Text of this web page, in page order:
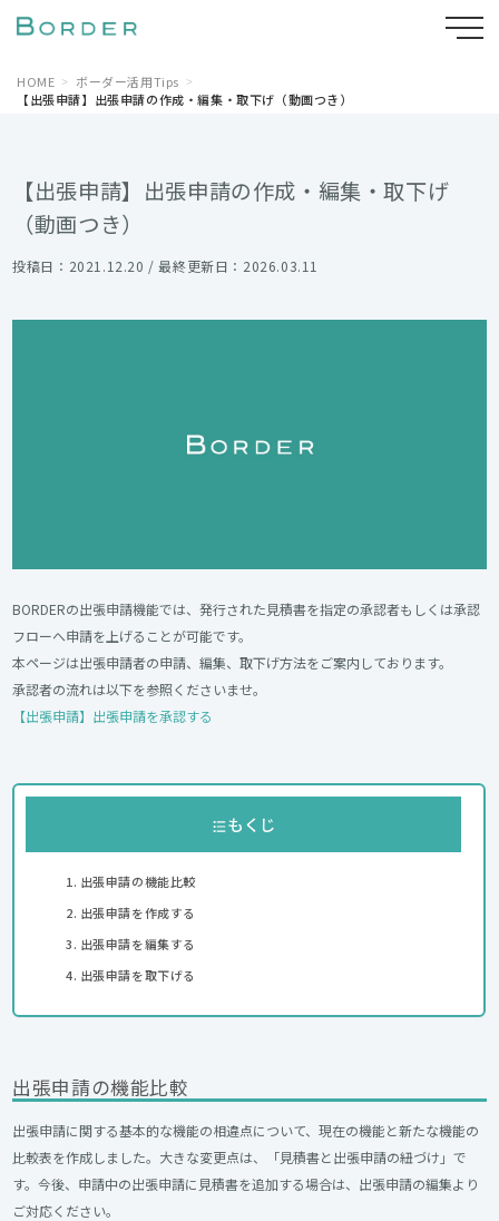
HOME
ボーダー活用Tips
【出張申請】出張申請の作成・編集・取下げ（動画つき）
【出張申請】出張申請の作成・編集・取下げ
（動画つき）
投稿日：2021.12.20 / 最終更新日：2026.03.11
BORDERの出張申請機能では、発行された見積書を指定の承認者もしくは承認
フローへ申請を上げることが可能です。
本ページは出張申請者の申請、編集、取下げ方法をご案内しております。
承認者の流れは以下を参照くださいませ。
【出張申請】出張申請を承認する
もくじ
出張申請の機能比較
出張申請を作成する
出張申請を編集する
出張申請を取下げる
出張申請の機能比較
出張申請に関する基本的な機能の相違点について、現在の機能と新たな機能の
比較表を作成しました。大きな変更点は、「見積書と出張申請の紐づけ」で
す。今後、申請中の出張申請に見積書を追加する場合は、出張申請の編集より
ご対応ください。